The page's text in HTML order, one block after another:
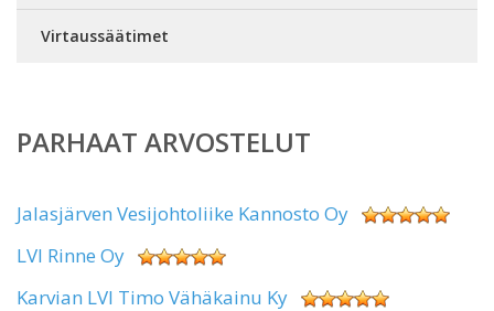
Virtaussäätimet
PARHAAT ARVOSTELUT
Jalasjärven Vesijohtoliike Kannosto Oy
LVI Rinne Oy
Karvian LVI Timo Vähäkainu Ky